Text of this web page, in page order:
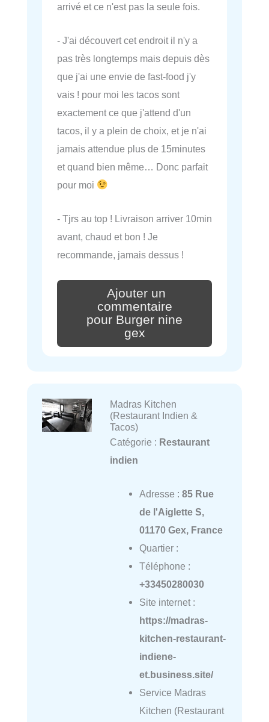
arrivé et ce n'est pas la seule fois.
- J'ai découvert cet endroit il n'y a
pas très longtemps mais depuis dès
que j'ai une envie de fast-food j'y
vais ! pour moi les tacos sont
exactement ce que j'attend d'un
tacos, il y a plein de choix, et je n'ai
jamais attendue plus de 15minutes
et quand bien même… Donc parfait
pour moi
- Tjrs au top ! Livraison arriver 10min
avant, chaud et bon ! Je
recommande, jamais dessus !
Ajouter un
commentaire
pour Burger nine
gex
Madras Kitchen
(Restaurant Indien &
Tacos)
Catégorie : Restaurant
indien
Adresse : 85 Rue
de l'Aiglette S,
01170 Gex, France
Quartier :
Téléphone :
+33450280030
Site internet :
https://madras-
kitchen-restaurant-
indiene-
et.business.site/
Service Madras
Kitchen (Restaurant